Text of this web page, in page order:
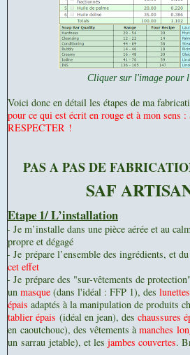
Cliquer sur l'image pour
Voici donc en détail les étapes de ma
pour ce qui est écrit en rouge et à mon
RESPECTER !
PAS A PAS DE
SAF
Etape 1/ L’installation
Je m’installe dans une pièce aérée et au
propre et dégagé
Je prépare l’ensemble des ingrédients, et
cet effet
Je prépare des "sur-vêtements de
un masque (dans l'idéal : FFP 1), des
épais adaptés à la manipulation de produits
tablier épais (idéal en jean), des chaussures
en caoutchouc), des vêtements àmanches
un sarrau jetable), et les jambes couvertes.